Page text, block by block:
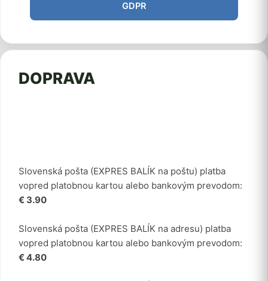
GDPR
DOPRAVA
Slovenská pošta (EXPRES BALÍK na poštu) platba
vopred platobnou kartou alebo bankovým prevodom:
€ 3.90
Slovenská pošta (EXPRES BALÍK na adresu) platba
vopred platobnou kartou alebo bankovým prevodom:
€ 4.80